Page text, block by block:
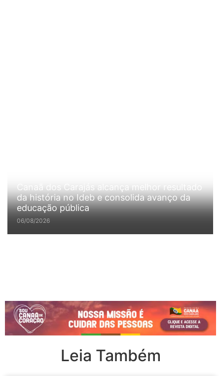
Canaã dos Carajás alcança melhor resultado
da história no Ideb e consolida avanço da
educação pública
06/08/2026
Leia Também